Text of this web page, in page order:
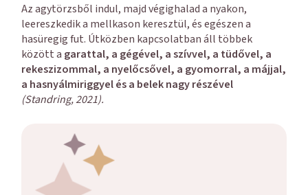
Az agytörzsből indul, majd végighalad a nyakon,
leereszkedik a mellkason keresztül, és egészen a
hasüregig fut. Útközben kapcsolatban áll többek
között a garattal, a gégével, a szívvel, a tüdővel, a
rekeszizommal, a nyelőcsővel, a gyomorral, a májjal,
a hasnyálmiriggyel és a belek nagy részével
(Standring, 2021).